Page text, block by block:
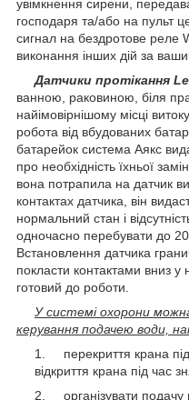
увімкнення сирени,
господаря та/або на пульт
сигнал на бездротове реле
виконання інших дій за
Датчики протікання
ванною, раковиною, біля
найімовірнішому місці
робота від вбудованих
батарейок система Аякс
про необхідність їхньої
вона потрапила на датчик
контактах датчика, він
нормальний стан і
одночасно перебувати до
Встановлення датчика
покласти контактами вниз у
готовий до роботи.
У системі охорони
керування подачею води,
перекриття крана
відкриття крана під час
організувати